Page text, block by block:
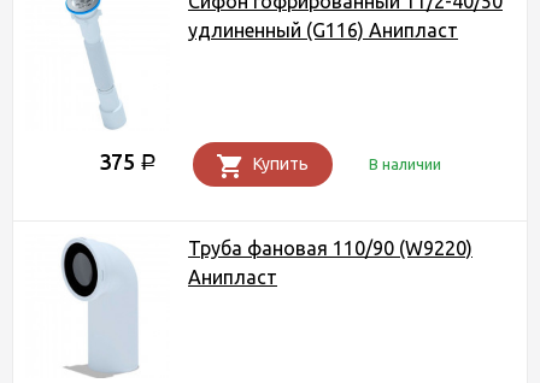
удлиненный (G116) Анипласт
375 Р Купить В наличии
Труба фановая 110/90 (W9220)
Анипласт